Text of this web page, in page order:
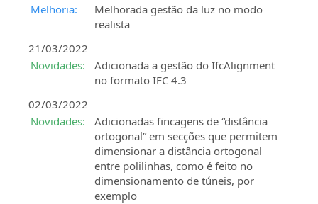
Melhoria:
Melhorada gestão da luz no modo
realista
21/03/2022
Novidades:
Adicionada a gestão do IfcAlignment
no formato IFC 4.3
02/03/2022
Novidades:
Adicionadas fincagens de “distância
ortogonal” em secções que permitem
dimensionar a distância ortogonal
entre polilinhas, como é feito no
dimensionamento de túneis, por
exemplo